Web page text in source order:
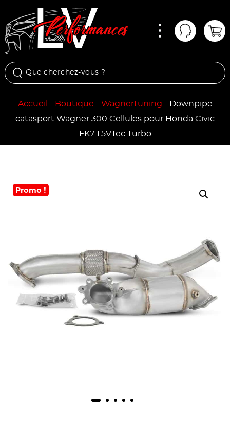
Mon
Accueil - Boutique - Wagnertuning - Downpipe
catasport Wagner 300 Cellules pour Honda Civic
FK7 1.5VTec Turbo
Promo !